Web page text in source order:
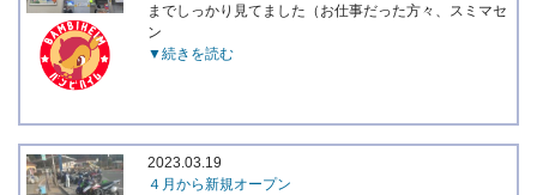
までしっかり見てました（お仕事だった方々、スミマセ
ン
▼続きを読む
2023.03.19
４月から新規オープン